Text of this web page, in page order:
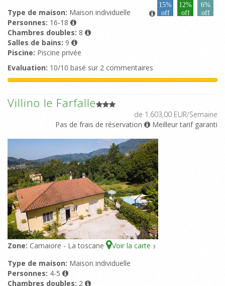
15%
off
12%
off
6%
off
Type de maison: Maison individuelle
Personnes: 16-18
Chambres doubles: 8
Salles de bains: 9
Piscine: Piscine privée
Evaluation: 10/10 basé sur 2 commentaires
Villino le Farfalle
de 1.603,00 EUR/Semaine
Pas de frais de réservation
Meilleur tarif garanti
Zone: Camaiore - La toscane Voir la carte 3
Type de maison: Maison individuelle
Personnes: 4-5
Chambres doubles: 2